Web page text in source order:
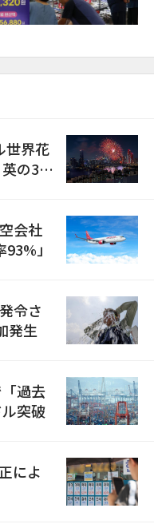
世界花
の3カ
会社
」
令さ
発生
過去
突破
によ